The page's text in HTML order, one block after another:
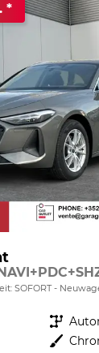
SOFORT
Getriebe
Außenfarbe